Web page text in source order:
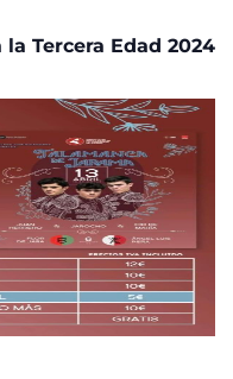
Tercera Edad 2024